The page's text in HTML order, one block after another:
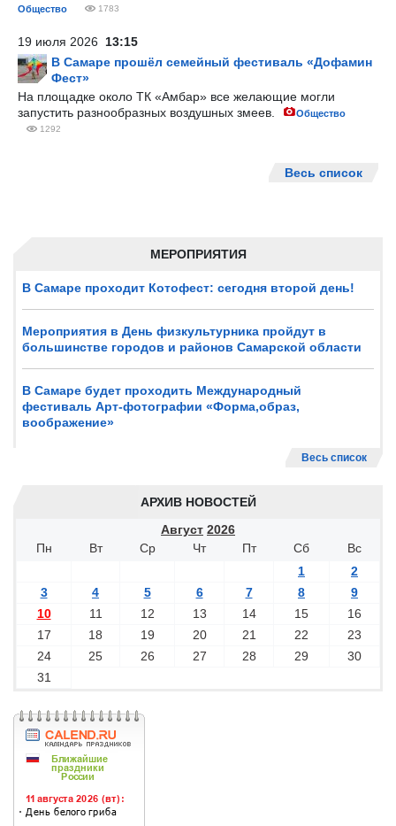
МЕРОПРИЯТИЯ
В Самаре проходит Котофест: сегодня второй день!
Мероприятия в День физкультурника пройдут в
большинстве городов и районов Самарской области
В Самаре будет проходить Международный
фестиваль Арт-фотографии «Форма,образ,
воображение»
Весь список
АРХИВ НОВОСТЕЙ
Август 2026
Пн
Вт Ср Чт Пт Сб
Вс
1
2
3
4 5 6 7 8
9
10
11 12 13 14 15
16
17
18 19 20 21 22
23
24
25 26 27 28 29
30
31
Общество 1783
19 июля 2026 13:15
В Самаре прошёл семейный фестиваль «Дофамин
Фест»
На площадке около ТК «Амбар» все желающие могли
запустить разнообразных воздушных змеев.
Общество
1292
Весь список